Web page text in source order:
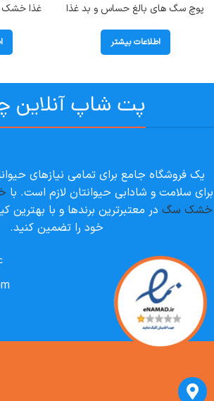
پوچ سگ های بالغ حساس و بد غذا
اطلاعات بیشتر
غذا خشک
پت شاپ آنلاین
یک فروشگاه جامع برای تمامی نیازهای
برای سلامت و شادابی حیوانتان لازم است. با
خشک سگ در معتبرترین برندها و با
خود را تضمین کنید.